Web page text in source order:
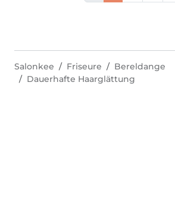
Salonkee Friseure
Bereldange
Dauerhafte Haarglättung